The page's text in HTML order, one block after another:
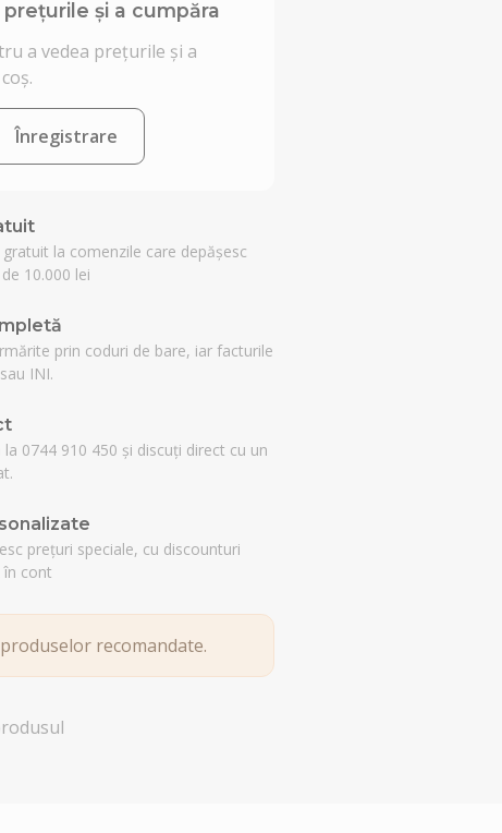
și a cumpăra
a vedea prețurile și a
Înregistrare
la comenzile care depășesc
10.000 lei
prin coduri de bare, iar facturile
INI.
la 0744 910 450 și discuți direct cu un
prețuri speciale, cu discounturi
cont
recomandate.